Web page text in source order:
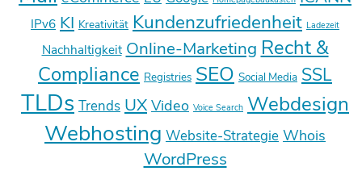
IPv6 KI Kreativität Kundenzufriedenheit Ladezeit
Nachhaltigkeit Online-Marketing Recht &
Compliance Registries SEO Social Media SSL
TLDs Trends UX Video Voice Search Webdesign
Webhosting Website-Strategie Whois
WordPress